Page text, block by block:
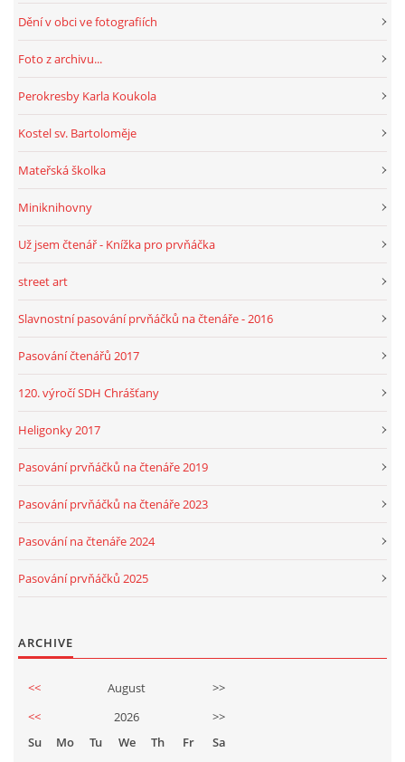
Dění v obci ve fotografiích
Foto z archivu...
Perokresby Karla Koukola
Kostel sv. Bartoloměje
Mateřská školka
Miniknihovny
Už jsem čtenář - Knížka pro prvňáčka
street art
Slavnostní pasování prvňáčků na čtenáře - 2016
Pasování čtenářů 2017
120. výročí SDH Chrášťany
Heligonky 2017
Pasování prvňáčků na čtenáře 2019
Pasování prvňáčků na čtenáře 2023
Pasování na čtenáře 2024
Pasování prvňáčků 2025
ARCHIVE
<< August
>>
<<
2026
>>
Su
Mo Tu We Th Fr
Sa